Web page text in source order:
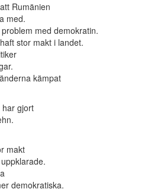
Rumänien
med.
med demokratin.
stor makt i landet.
kämpat
har gjort
makt
demokratiska.